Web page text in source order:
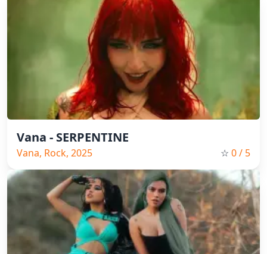
Vana - SERPENTINE
Vana, Rock, 2025 ☆ 0/ 5